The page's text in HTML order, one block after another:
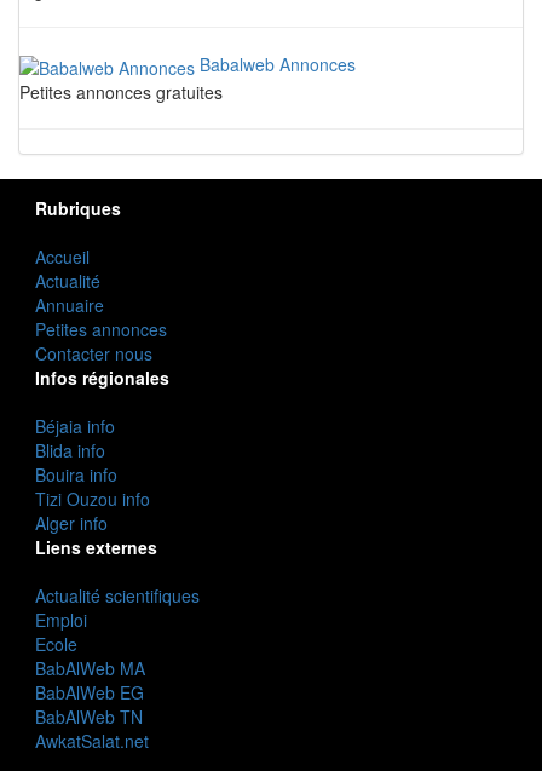
Babalweb Annonces
Petites annonces gratuites
Rubriques
Accueil
Actualité
Annuaire
Petites annonces
Contacter nous
Infos régionales
Béjaia info
Blida info
Bouira info
Tizi Ouzou info
Alger info
Liens externes
Actualité scientifiques
Emploi
Ecole
BabAlWeb MA
BabAlWeb EG
BabAlWeb TN
AwkatSalat.net